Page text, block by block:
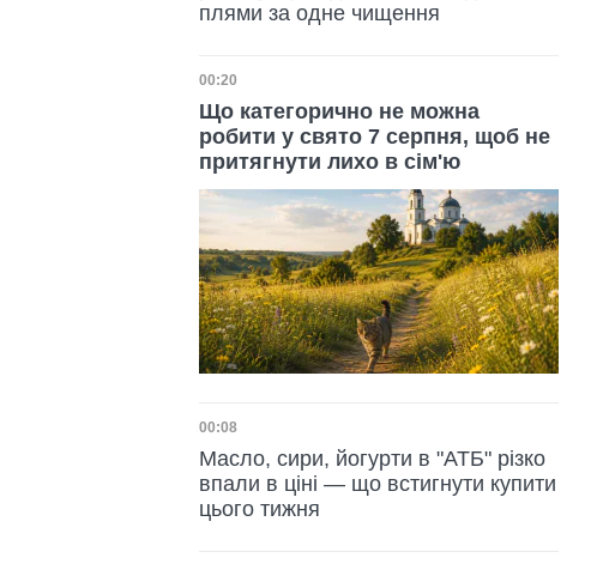
плями за одне чищення
Дата публікації
00:20
Що категорично не можна
робити у свято 7 серпня, щоб не
притягнути лихо в сім'ю
Дата публікації
00:08
Масло, сири, йогурти в "АТБ" різко
впали в ціні — що встигнути купити
цього тижня